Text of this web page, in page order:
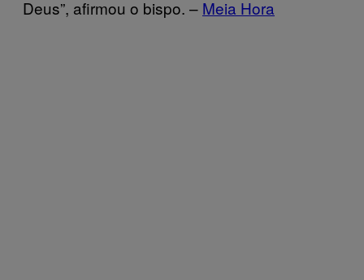
Deus”, afirmou o bispo. – Meia Hora